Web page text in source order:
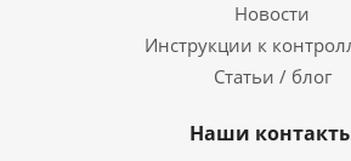
Новости
Инструкции к
Статьи / блог
Наши